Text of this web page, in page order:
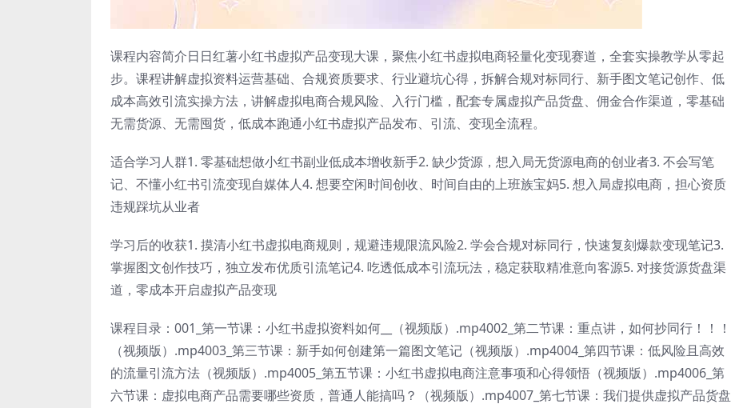
课程内容简介日日红薯小红书虚拟产品变现大课，聚焦小红书虚拟电商轻量化变现赛道，全套实操教学从零起
步。课程讲解虚拟资料运营基础、合规资质要求、行业避坑心得，拆解合规对标同行、新手图文笔记创作、低
成本高效引流实操方法，讲解虚拟电商合规风险、入行门槛，配套专属虚拟产品货盘、佣金合作渠道，零基础
无需货源、无需囤货，低成本跑通小红书虚拟产品发布、引流、变现全流程。
适合学习人群1. 零基础想做小红书副业低成本增收新手2. 缺少货源，想入局无货源电商的创业者3. 不会写笔
记、不懂小红书引流变现自媒体人4. 想要空闲时间创收、时间自由的上班族宝妈5. 想入局虚拟电商，担心资质
违规踩坑从业者
学习后的收获1. 摸清小红书虚拟电商规则，规避违规限流风险2. 学会合规对标同行，快速复刻爆款变现笔记3.
掌握图文创作技巧，独立发布优质引流笔记4. 吃透低成本引流玩法，稳定获取精准意向客源5. 对接货源货盘渠
道，零成本开启虚拟产品变现
课程目录：001_第一节课：小红书虚拟资料如何__（视频版）.mp4002_第二节课：重点讲，如何抄同行！！！
（视频版）.mp4003_第三节课：新手如何创建第一篇图文笔记（视频版）.mp4004_第四节课：低风险且高效
的流量引流方法（视频版）.mp4005_第五节课：小红书虚拟电商注意事项和心得领悟（视频版）.mp4006_第
六节课：虚拟电商产品需要哪些资质，普通人能搞吗？（视频版）.mp4007_第七节课：我们提供虚拟产品货盘